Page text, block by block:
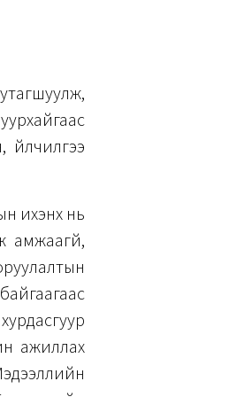
үйлчилгээ
ихэнх нь
ажиллах